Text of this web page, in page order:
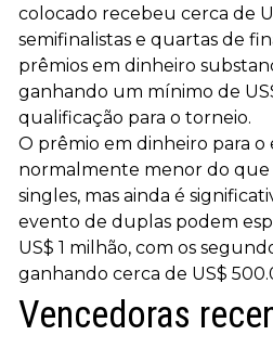
colocado recebeu cerca de
semifinalistas e quartas de
prêmios em dinheiro
ganhando um mínimo de
qualificação para o torneio.
O prêmio em dinheiro para
normalmente menor do que
singles, mas ainda é
evento de duplas podem
US$ 1 milhão, com os
ganhando cerca de US$
Vencedoras